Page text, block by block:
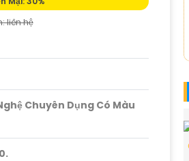
liên hệ
Chuyên Dụng Có Màu